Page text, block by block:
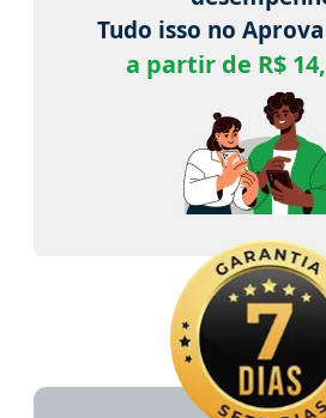
Tudo isso no
a partir de R$